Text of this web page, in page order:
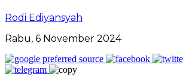
Rodi Ediyansyah
Rabu, 6 November 2024